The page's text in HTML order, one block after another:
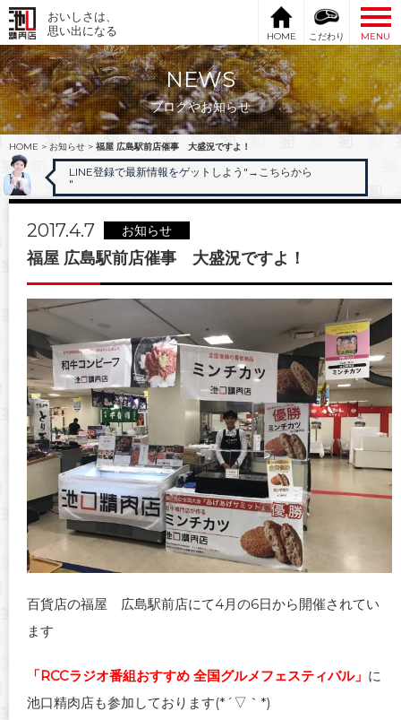
おいしさは、
思い出になる
HOME こだわり MENU
NEWS
ブログやお知らせ
HOME > お知らせ > 福屋 広島駅前店催事 大盛況ですよ！
LINE登録で最新情報をゲットしよう" →こちらから
"
2017.4.7 お知らせ
福屋 広島駅前店催事 大盛況ですよ！
百貨店の福屋 広島駅前店にて4月の6日から開催されてい
ます
「RCCラジオ番組おすすめ 全国グルメフェスティバル」 に
池口精肉店も参加しております(*´▽｀*)